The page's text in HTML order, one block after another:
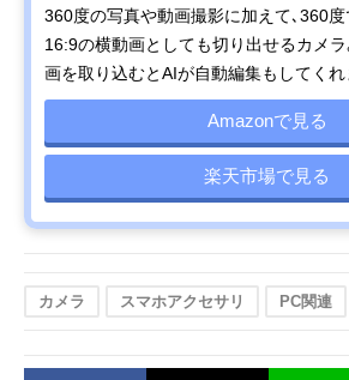
360度の写真や動画撮影に加えて､360
16:9の横動画としても切り出せるカメ
画を取り込むとAIが自動編集もしてくれ
Amazonで見る
楽天市場で見る
カメラ スマホアクセサリ PC関連